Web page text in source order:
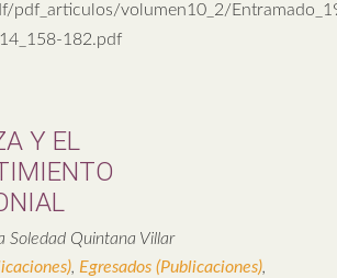
pdf_articulos/volumen10_2/
182.pdf
Y EL
Soledad Quintana Villar
, Egresados (Publicaciones),